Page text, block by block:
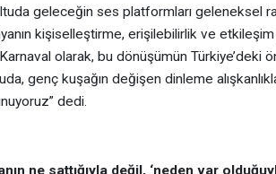
geleceğin ses platformları geleneksel
kişiselleştirme, erişilebilirlik ve
olarak, bu dönüşümün Türkiye’deki
genç kuşağın değişen dinleme
dedi.